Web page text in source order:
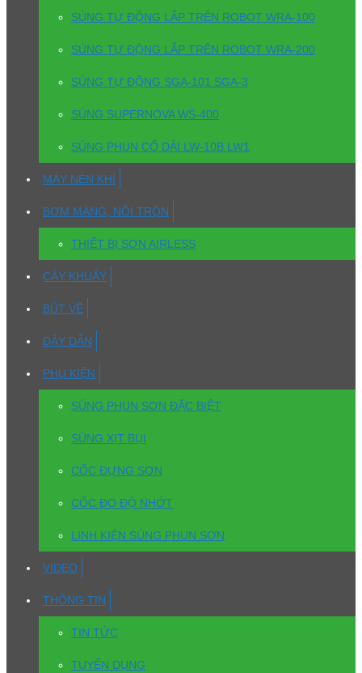
SÚNG TỰ ĐỘNG LẮP TRÊN ROBOT WRA-100
SÚNG TỰ ĐỘNG LẮP TRÊN ROBOT WRA-200
SÚNG TỰ ĐỘNG SGA-101 SGA-3
SÚNG SUPERNOVA WS-400
SÚNG PHUN CỔ DÀI LW-10B LW1
MÁY NÉN KHÍ
BƠM MÀNG, NỒI TRỘN
THIẾT BỊ SƠN AIRLESS
CÂY KHUẤY
BÚT VẼ
DÂY DẪN
PHỤ KIỆN
SÚNG PHUN SƠN ĐẶC BIỆT
SÚNG XỊT BỤI
CỐC ĐỰNG SƠN
CỐC ĐO ĐỘ NHỚT
LINH KIỆN SÚNG PHUN SƠN
VIDEO
THÔNG TIN
TIN TỨC
TUYỂN DỤNG